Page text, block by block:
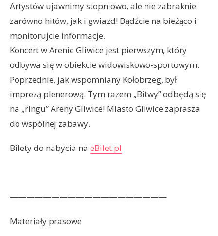
Artystów ujawnimy stopniowo, ale nie zabraknie
zarówno hitów, jak i gwiazd! Bądźcie na bieżąco i
monitorujcie informacje.
Koncert w Arenie Gliwice jest pierwszym, który
odbywa się w obiekcie widowiskowo-sportowym.
Poprzednie, jak wspomniany Kołobrzeg, był
imprezą plenerową. Tym razem „Bitwy” odbędą się
na „ringu” Areny Gliwice! Miasto Gliwice zaprasza
do wspólnej zabawy.
Bilety do nabycia na eBilet.pl
———————————————————
Materiały prasowe